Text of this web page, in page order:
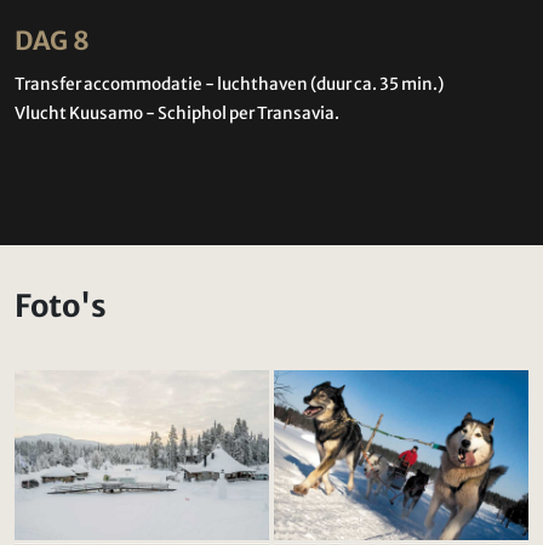
DAG 8
Transfer accommodatie - luchthaven (duur ca. 35 min.)
Vlucht Kuusamo - Schiphol per Transavia.
Foto's